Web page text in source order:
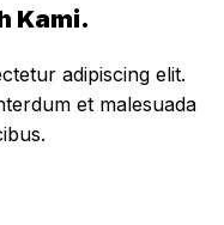
Kami.
adipiscing elit.
et malesuada